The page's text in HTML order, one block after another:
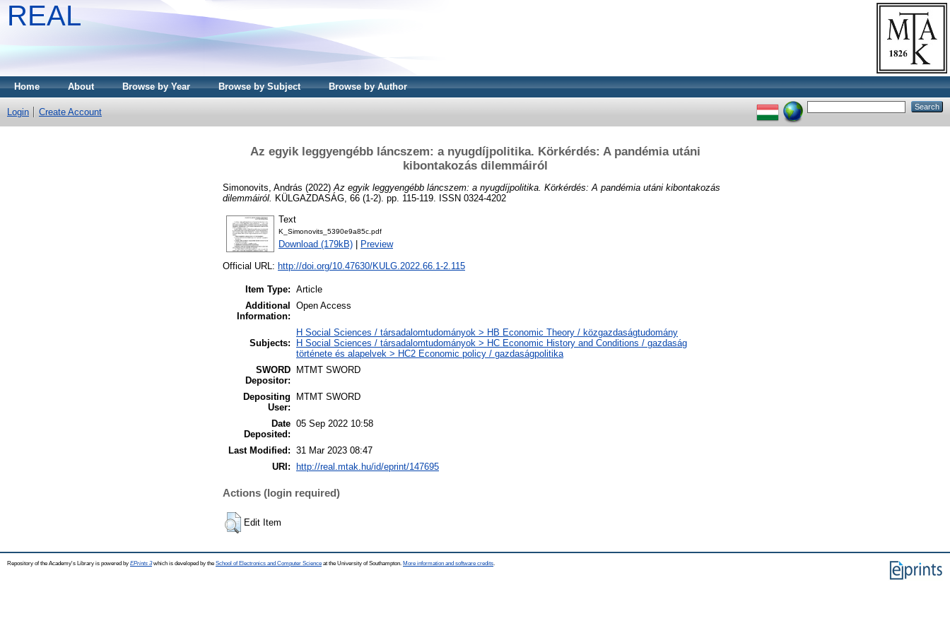
REAL
Home About Browse by Year Browse by Subject Browse by Author
Login Create Account
Az egyik leggyengébb láncszem: a nyugdíjpolitika. Körkérdés: A pandémia utáni
kibontakozás dilemmáiról
Simonovits, András (2022) Az egyik leggyengébb láncszem: a nyugdíjpolitika. Körkérdés: A pandémia utáni kibontakozás
dilemmáiról. KÜLGAZDASÁG, 66 (1-2). pp. 115-119. ISSN 0324-4202
Text
K_Simonovits_5390e9a85c.pdf
Download (179kB) Preview
Official URL: http://doi.org/10.47630/KULG.2022.66.1-2.115
Item Type: Article
Additional
Information:
Open Access
Subjects:
H Social Sciences / társadalomtudományok > HB Economic Theory / közgazdaságtudomány
H Social Sciences / társadalomtudományok > HC Economic History and Conditions / gazdaság
története és alapelvek > HC2 Economic policy / gazdaságpolitika
SWORD
Depositor:
MTMT SWORD
Depositing
User:
MTMT SWORD
Date
Deposited:
05 Sep 2022 10:58
Last Modified: 31 Mar 2023 08:47
URI:
http://real.mtak.hu/id/eprint/147695
Actions (login required)
Edit Item
Repository of the Academy's Library is powered by EPrints 3which is developed by the School of Electronics and Computer Science at the University of Southampton. More information and software credits